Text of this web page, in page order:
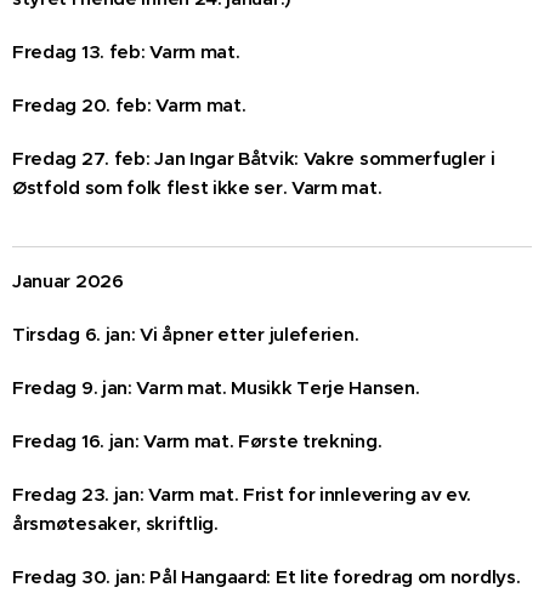
Fredag 13. feb: Varm mat.
Fredag 20. feb: Varm mat.
Fredag 27. feb: Jan Ingar Båtvik: Vakre sommerfugler i
Østfold som folk flest ikke ser. Varm mat.
Januar 2026
Tirsdag 6. jan: Vi åpner etter juleferien.
Fredag 9. jan: Varm mat. Musikk Terje Hansen.
Fredag 16. jan: Varm mat. Første trekning.
Fredag 23. jan: Varm mat. Frist for innlevering av ev.
årsmøtesaker, skriftlig.
Fredag 30. jan: Pål Hangaard: Et lite foredrag om nordlys.